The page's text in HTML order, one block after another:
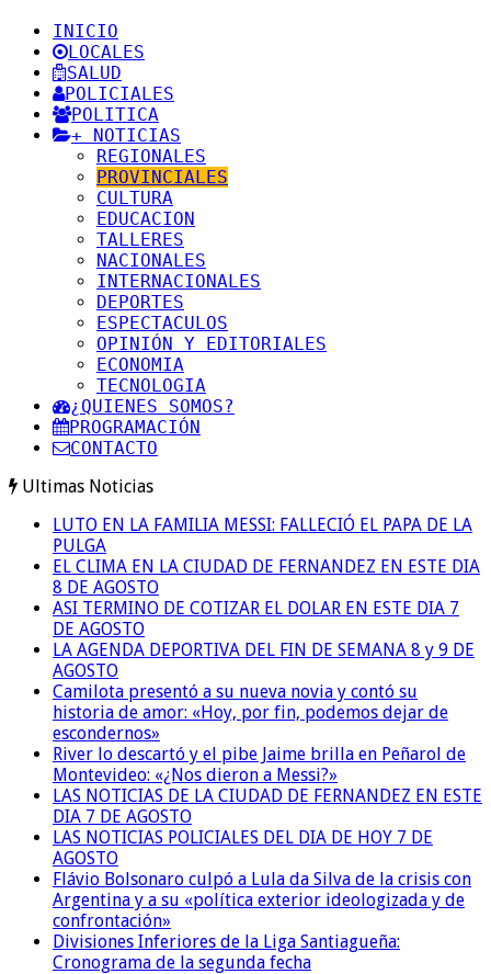
INICIO
LOCALES
SALUD
POLICIALES
POLITICA
+ NOTICIAS
REGIONALES
PROVINCIALES
CULTURA
EDUCACION
TALLERES
NACIONALES
INTERNACIONALES
DEPORTES
ESPECTACULOS
OPINIÓN Y EDITORIALES
ECONOMIA
TECNOLOGIA
¿QUIENES SOMOS?
PROGRAMACIÓN
CONTACTO
Ultimas Noticias
LUTO EN LA FAMILIA MESSI: FALLECIÓ EL PAPA DE LA
PULGA
EL CLIMA EN LA CIUDAD DE FERNANDEZ EN ESTE DIA
8 DE AGOSTO
ASI TERMINO DE COTIZAR EL DOLAR EN ESTE DIA 7
DE AGOSTO
LA AGENDA DEPORTIVA DEL FIN DE SEMANA 8 y 9 DE
AGOSTO
Camilota presentó a su nueva novia y contó su
historia de amor: «Hoy, por fin, podemos dejar de
escondernos»
River lo descartó y el pibe Jaime brilla en Peñarol de
Montevideo: «¿Nos dieron a Messi?»
LAS NOTICIAS DE LA CIUDAD DE FERNANDEZ EN ESTE
DIA 7 DE AGOSTO
LAS NOTICIAS POLICIALES DEL DIA DE HOY 7 DE
AGOSTO
Flávio Bolsonaro culpó a Lula da Silva de la crisis con
Argentina y a su «política exterior ideologizada y de
confrontación»
Divisiones Inferiores de la Liga Santiagueña:
Cronograma de la segunda fecha